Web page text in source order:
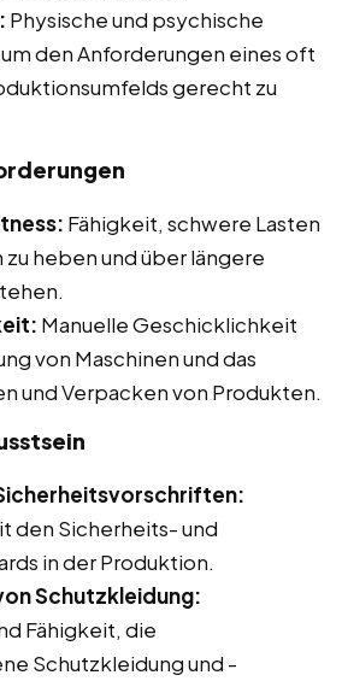
Physische und psychische
den Anforderungen eines oft
gerecht zu
Fähigkeit, schwere Lasten
zu heben und über längere
Manuelle Geschicklichkeit
von Maschinen und das
und Verpacken von Produkten.
den Sicherheits- und
in der Produktion.
Schutzkleidung:
Fähigkeit, die
Schutzkleidung und -